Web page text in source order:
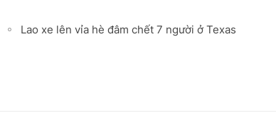
Lao xe lên vỉa hè đâm chết 7 người ở Texas